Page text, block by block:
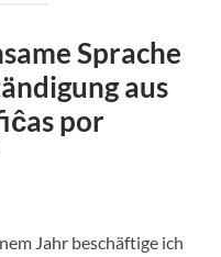
Sprache
aus
por
Jahr beschäftige ich